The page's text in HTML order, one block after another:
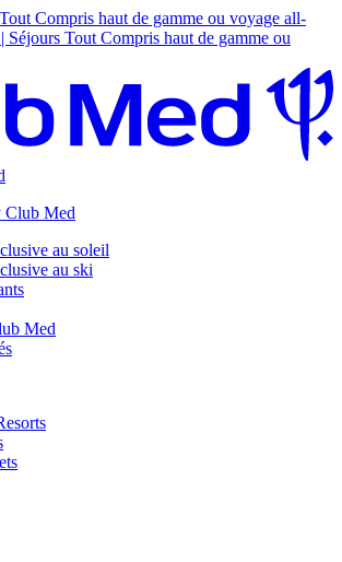
Compris haut de gamme ou voyage all-
Séjours Tout Compris haut de gamme ou
Club Med
au soleil
au ski
Med